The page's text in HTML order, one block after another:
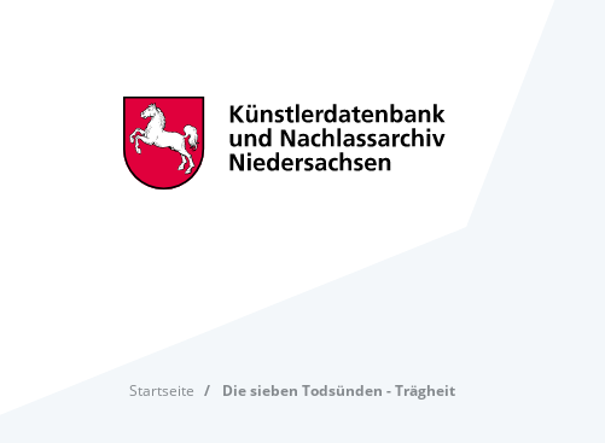
Startseite Die sieben Todsünden - Trägheit